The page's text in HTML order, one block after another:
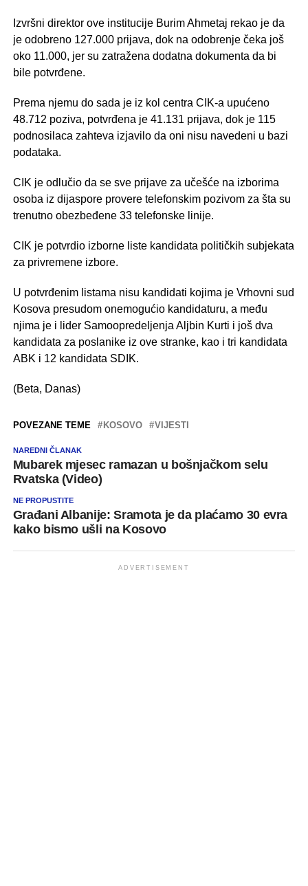
Izvršni direktor ove institucije Burim Ahmetaj rekao je da
je odobreno 127.000 prijava, dok na odobrenje čeka još
oko 11.000, jer su zatražena dodatna dokumenta da bi
bile potvrđene.
Prema njemu do sada je iz kol centra CIK-a upućeno
48.712 poziva, potvrđena je 41.131 prijava, dok je 115
podnosilaca zahteva izjavilo da oni nisu navedeni u bazi
podataka.
CIK je odlučio da se sve prijave za učešće na izborima
osoba iz dijaspore provere telefonskim pozivom za šta su
trenutno obezbeđene 33 telefonske linije.
CIK je potvrdio izborne liste kandidata političkih subjekata
za privremene izbore.
U potvrđenim listama nisu kandidati kojima je Vrhovni sud
Kosova presudom onemogućio kandidaturu, a među
njima je i lider Samoopredeljenja Aljbin Kurti i još dva
kandidata za poslanike iz ove stranke, kao i tri kandidata
ABK i 12 kandidata SDIK.
(Beta, Danas)
POVEZANE TEME KOSOVO VIJESTI
NAREDNI ČLANAK
Mubarek mjesec ramazan u bošnjačkom selu
Rvatska (Video)
NE PROPUSTITE
Građani Albanije: Sramota je da plaćamo 30 evra
kako bismo ušli na Kosovo
ADVERTISEMENT